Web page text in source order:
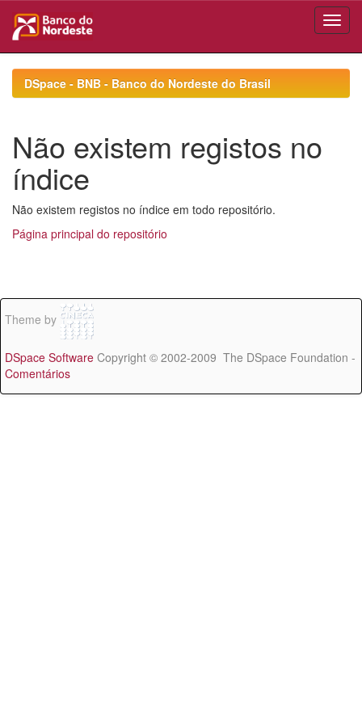
navigationDSpace - BNB - Banco do Nordeste do Brasil
Não existem registos no
índice
Não existem registos no índice em todo repositório.
Página principal do repositório
Theme by
DSpace Software Copyright © 2002-2009 The DSpace Foundation -
Comentários